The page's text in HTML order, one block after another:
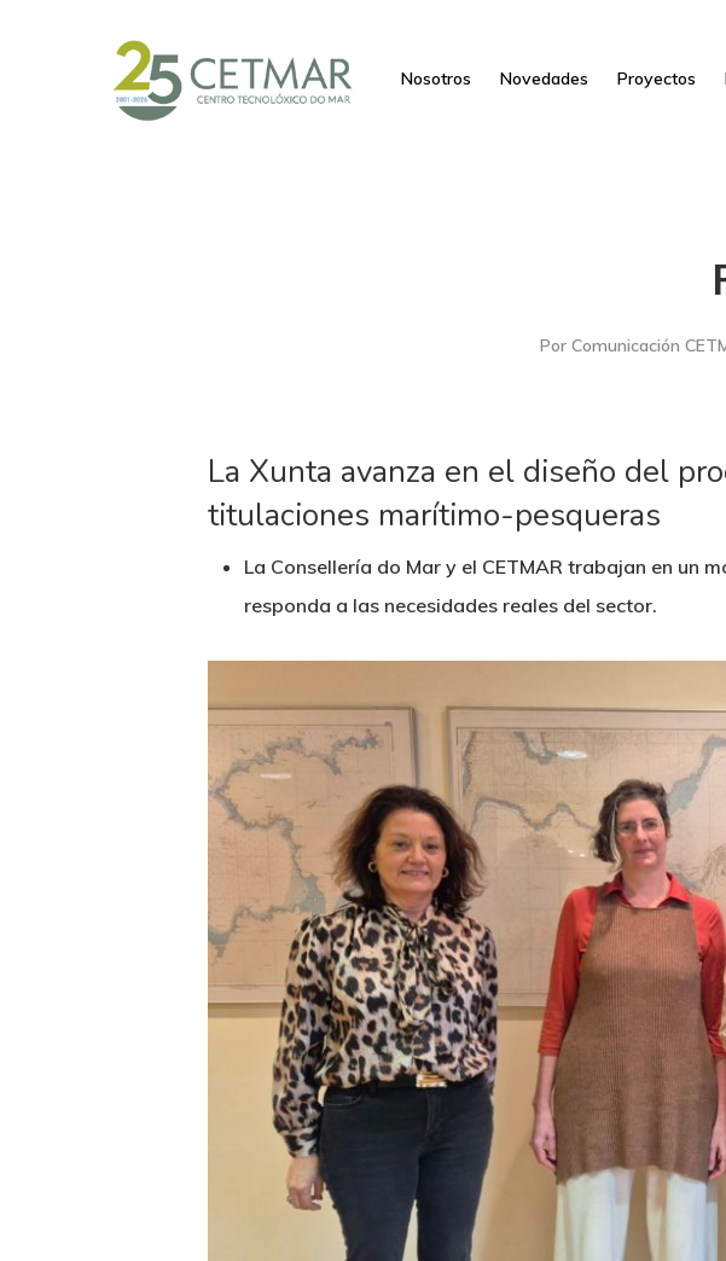
Hit enter to search or ESC to close
Nosotros Novedades Proyectos
Por Comunicación
La Xunta avanza en el diseño del
titulaciones marítimo-pesqueras
La Consellería do Mar y el CETMAR trabajan en un
responda a las necesidades reales del sector.